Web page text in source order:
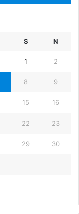
S N
1 2
8 9
15 16
22 23
29 30